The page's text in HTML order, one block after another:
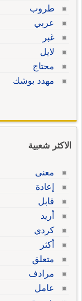
طروب
عربي
غبر
لايل
محتاج
مهدد بوشك
الاكثر شعبية
معنى
إعادة
قابل
أريد
كردي
أكثر
متعلق
مرادف
عامل